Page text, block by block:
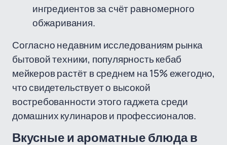
ингредиентов за счёт равномерного
обжаривания.
Согласно недавним исследованиям рынка
бытовой техники, популярность кебаб
мейкеров растёт в среднем на 15% ежегодно,
что свидетельствует о высокой
востребованности этого гаджета среди
домашних кулинаров и профессионалов.
Вкусные и ароматные блюда в